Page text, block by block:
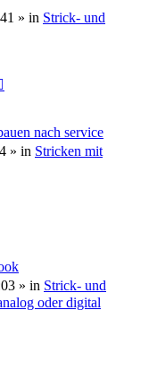
» in Strick- und
nach service
» in Stricken mit
» in Strick- und
oder digital